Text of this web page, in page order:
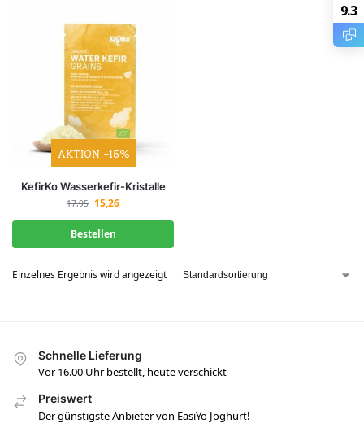
AKTION -15%
KefirKo Wasserkefir-Kristalle
17,95 15,26
Bestellen
Einzelnes Ergebnis wird angezeigt
Schnelle Lieferung
Vor 16.00 Uhr bestellt, heute verschickt
Preiswert
Der günstigste Anbieter von EasiYo Joghurt!
9.3